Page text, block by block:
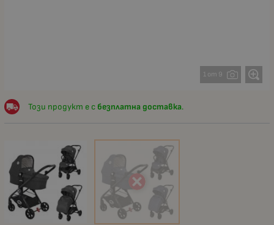
1 от 9
Този продукт е с безплатна доставка.